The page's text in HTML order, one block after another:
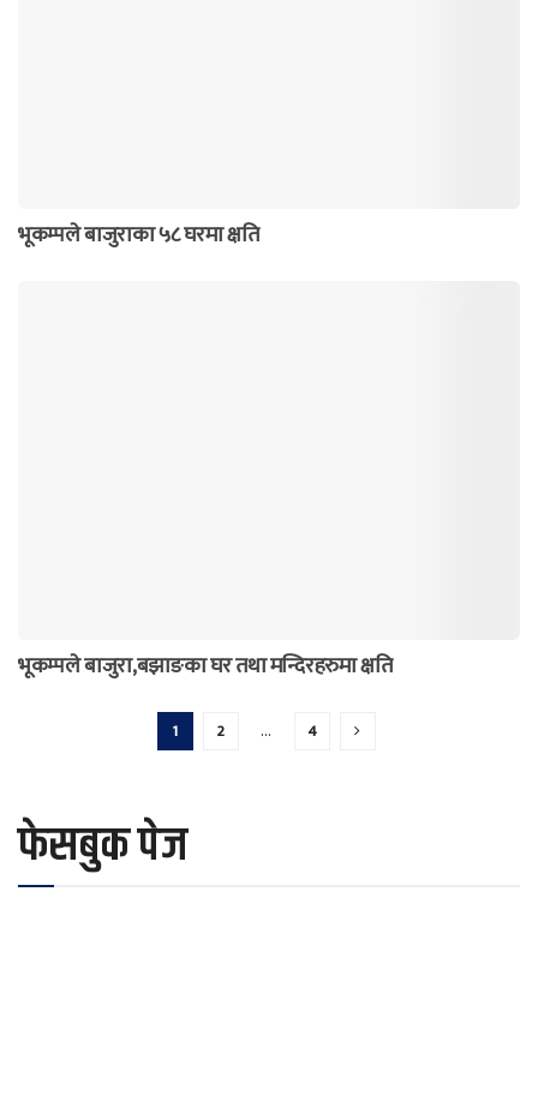
भूकम्पले बाजुराका ५८ घरमा क्षति
भूकम्पले बाजुरा,बझाङका घर तथा मन्दिरहरुमा क्षति
1 2 … 4
फेसबुक पेज